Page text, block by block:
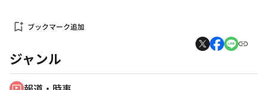
bookmark_add ブックマーク追加
ジャンル